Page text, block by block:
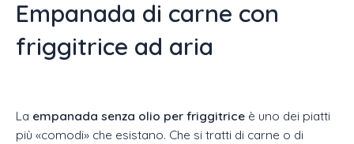
Empanada di carne con
friggitrice ad aria
La empanada senza olio per friggitrice è uno dei piatti
più «comodi» che esistano. Che si tratti di carne o di